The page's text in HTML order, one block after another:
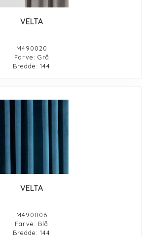
VELTA
M490020
Farve: Grå
Bredde: 144
VELTA
M490006
Farve: Blå
Bredde: 144